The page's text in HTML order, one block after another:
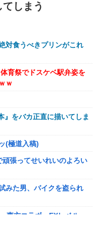
しまう
対食うべきプリンがこれ
育祭でドスケベ駅弁姿を
ｗ
』をバカ正直に描いてしま
(極道入稿)
張ってせいれいのよろい
みた男、バイクを盗られ
東方コラボ、EXレベル